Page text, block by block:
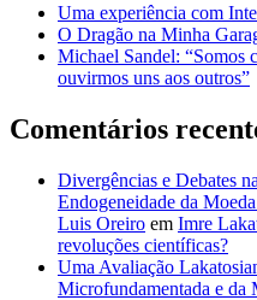
Uma experiência com
O Dragão na Minha
Michael Sandel: “Somos
ouvirmos uns aos outros”
Comentários
Divergências e Debates
Endogeneidade da
Luis Oreiro em Imre
revoluções científicas?
Uma Avaliação
Microfundamentada e da